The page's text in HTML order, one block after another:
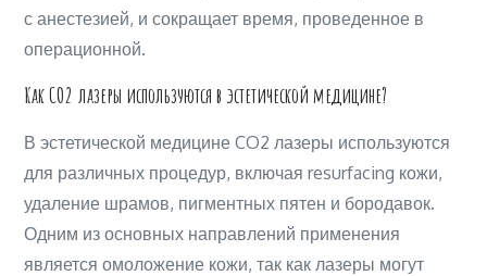
с анестезией, и сокращает время, проведенное в
операционной.
Как CO2 лазеры используются в эстетической медицине?
В эстетической медицине CO2 лазеры используются
для различных процедур, включая resurfacing кожи,
удаление шрамов, пигментных пятен и бородавок.
Одним из основных направлений применения
является омоложение кожи, так как лазеры могут